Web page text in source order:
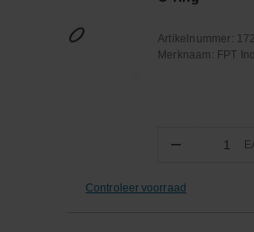
Artikelnummer:
Merknaam: FPT
− Aantal
Controleer voorraad